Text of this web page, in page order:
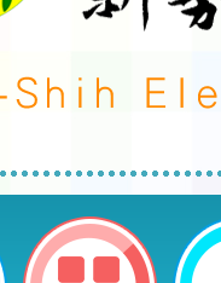
理「114年
賽」-桃園